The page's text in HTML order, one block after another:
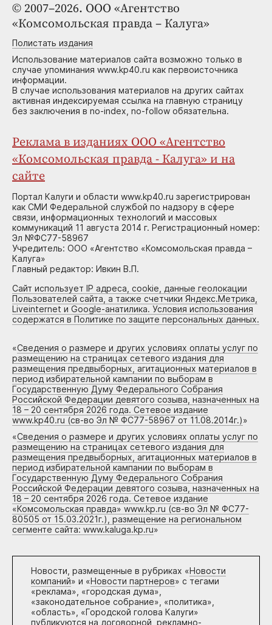
© 2007–2026. ООО «Агентство
«Комсомольская правда – Калуга»
Полистать издания
Использование материалов сайта возможно только в
случае упоминания www.kp40.ru как первоисточника
информации.
В случае использования материалов на других сайтах
активная индексируемая ссылка на главную страницу
без заключения в no-index, no-follow обязательна.
Реклама в изданиях ООО «Агентство
«Комсомольская правда - Калуга» и на
сайте
Портал Калуги и области www.kp40.ru зарегистрирован
как СМИ Федеральной службой по надзору в сфере
связи, информационных технологий и массовых
коммуникаций 11 августа 2014 г. Регистрационный номер:
Эл №ФС77-58967
Учредитель: ООО «Агентство «Комсомольская правда –
Калуга»
Главный редактор: Ивкин В.П.
Сайт использует IP адреса, cookie, данные геолокации
Пользователей сайта, а также счетчики Яндекс.Метрика,
Liveinternet и Google-анатилика. Условия использования
содержатся в Политике по защите персональных данных.
«Сведения о размере и других условиях оплаты услуг по
размещению на страницах сетевого издания для
размещения предвыборных, агитационных материалов в
период избирательной кампании по выборам в
Государственную Думу Федерального Собрания
Российской Федерации девятого созыва, назначенных на
18 – 20 сентября 2026 года. Сетевое издание
www.kp40.ru (св-во Эл № ФС77-58967 от 11.08.2014г.)»
«Сведения о размере и других условиях оплаты услуг по
размещению на страницах сетевого издания для
размещения предвыборных, агитационных материалов в
период избирательной кампании по выборам в
Государственную Думу Федерального Собрания
Российской Федерации девятого созыва, назначенных на
18 – 20 сентября 2026 года. Сетевое издание
«Комсомольская правда» www.kp.ru (св-во Эл № ФС77-
80505 от 15.03.2021г.), размещение на региональном
сегменте сайта: www.kaluga.kp.ru»
Новости, размещенные в рубриках «Новости
компаний» и «Новости партнеров» с тегами
«реклама», «городская дума»,
«законодательное собрание», «политика»,
«область», «Городской голова Калуги»
публикуются на договорной, рекламно-